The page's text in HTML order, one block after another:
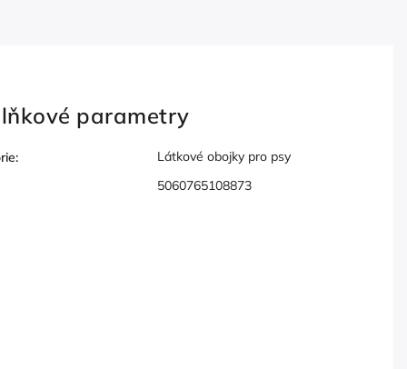
parametry
:
Látkové obojky pro psy
5060765108873